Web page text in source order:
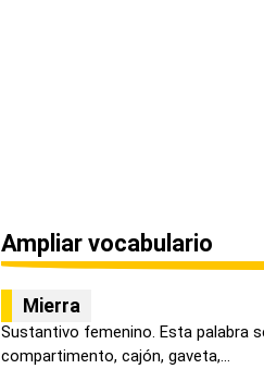
Ampliar vocabulario
Mierra
Sustantivo femenino. Esta palabra
compartimento, cajón, gaveta,...